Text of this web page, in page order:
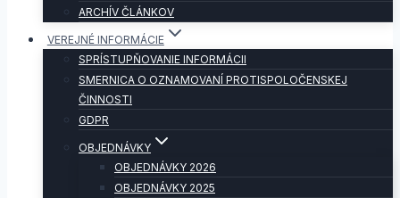
ARCHÍV ČLÁNKOV
VEREJNÉ INFORMÁCIE
SPRÍSTUPŇOVANIE INFORMÁCII
SMERNICA O OZNAMOVANÍ PROTISPOLOČENSKEJ
ČINNOSTI
GDPR
OBJEDNÁVKY
OBJEDNÁVKY 2026
OBJEDNÁVKY 2025